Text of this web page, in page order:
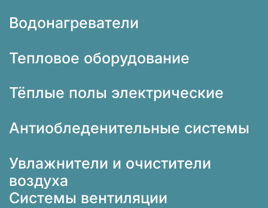
Водонагреватели
Тепловое оборудование
Тёплые полы электрические
Антиобледенительные системы
Увлажнители и очистители
воздуха
Системы вентиляции